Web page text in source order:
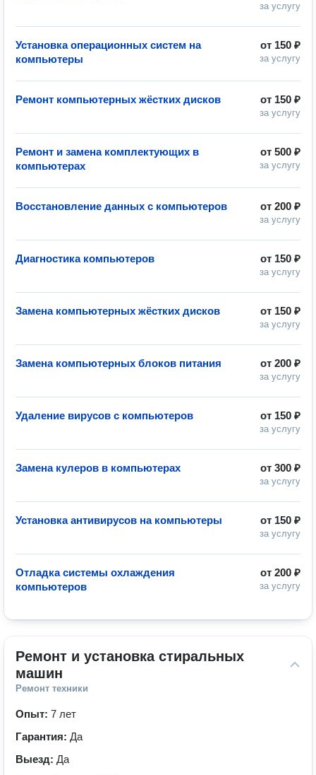
за услугу
от 150 ₽
за услугу
Установка операционных систем на
компьютеры
от 150 ₽
за услугу
Ремонт компьютерных жёстких дисков
от 500 ₽
за услугу
Ремонт и замена комплектующих в
компьютерах
от 200 ₽
за услугу
Восстановление данных с компьютеров
от 150 ₽
за услугу
Диагностика компьютеров
от 150 ₽
за услугу
Замена компьютерных жёстких дисков
от 200 ₽
за услугу
Замена компьютерных блоков питания
от 150 ₽
за услугу
Удаление вирусов с компьютеров
от 300 ₽
за услугу
Замена кулеров в компьютерах
от 150 ₽
за услугу
Установка антивирусов на компьютеры
от 200 ₽
за услугу
Отладка системы охлаждения
компьютеров
Ремонт и установка стиральных
машин
Ремонт техники
Опыт: 7 лет
Гарантия: Да
Выезд: Да